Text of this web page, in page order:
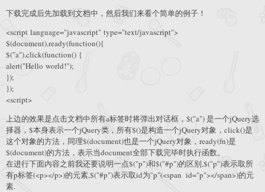
下载完成后先加载到文档中，然后我们来看个简单的例子！
<script language="javascript" type="text/javascript">
$(document).ready(function(){
$("a").click(function() {
alert("Hello world!");
});
});
<script>
上边的效果是点击文档中所有a标签时将弹出对话框，$("a") 是一个jQuery选
择器，$本身表示一个jQuery类，所有$()是构造一个jQuery对象，click()是
这个对象的方法，同理$(document)也是一个jQuery对象，ready(fn)是
$(document)的方法，表示当document全部下载完毕时执行函数。
在进行下面内容之前我还要说明一点$("p")和$("#p")的区别,$("p")表示取所
有p标签(<p></p>)的元素,$("#p")表示取id为"p"(<span id="p"></span>)的元
素.